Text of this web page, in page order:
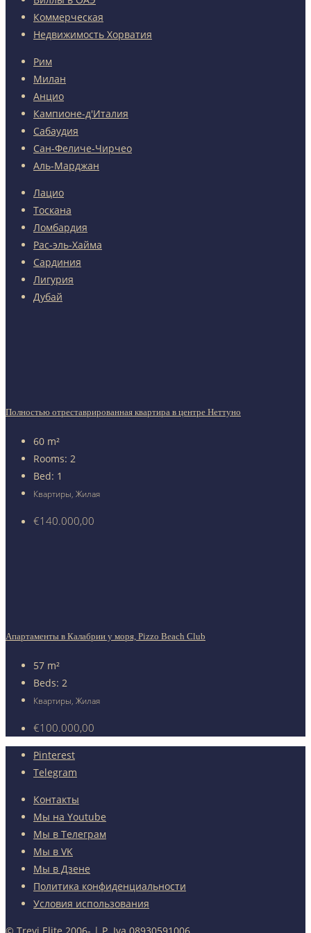
Коммерческая
Недвижимость Хорватия
Рим
Милан
Анцио
Кампионе-д'Италия
Сабаудия
Сан-Феличе-Чирчео
Аль-Марджан
Лацио
Тоскана
Ломбардия
Рас-эль-Хайма
Сардиния
Лигурия
Дубай
Полностью отреставрированная квартира в центре Неттуно
60 m²
Rooms: 2
Bed: 1
Квартиры, Жилая
€140.000,00
Апартаменты в Калабрии у моря, Pizzo Beach Club
57 m²
Beds: 2
Квартиры, Жилая
€100.000,00
Pinterest
Telegram
Контакты
Мы на Youtube
Мы в Телеграм
Мы в VK
Мы в Дзене
Политика конфиденциальности
Условия использования